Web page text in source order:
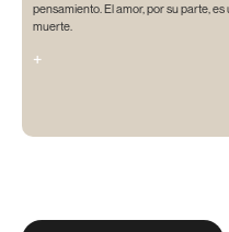
pensamiento. El amor, por su parte, es
muerte.
+